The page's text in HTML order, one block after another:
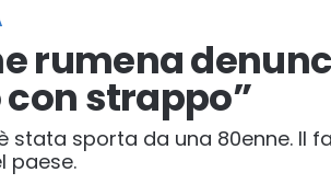
rumena
strappo”
stata sporta da una 80enne. Il
paese.